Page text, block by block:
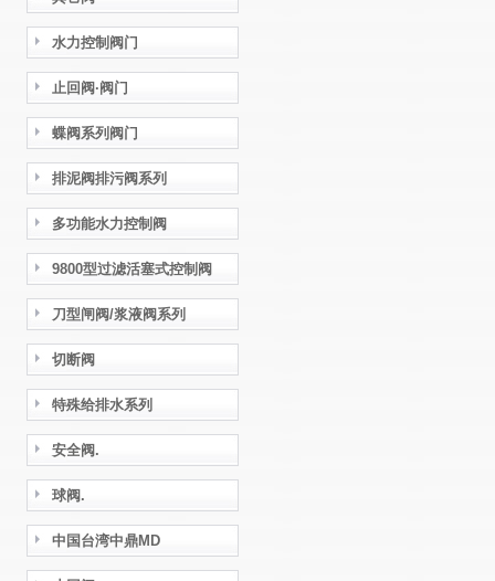
水力控制阀门
止回阀·阀门
蝶阀系列阀门
排泥阀排污阀系列
多功能水力控制阀
9800型过滤活塞式控制阀
刀型闸阀/浆液阀系列
切断阀
特殊给排水系列
安全阀.
球阀.
中国台湾中鼎MD